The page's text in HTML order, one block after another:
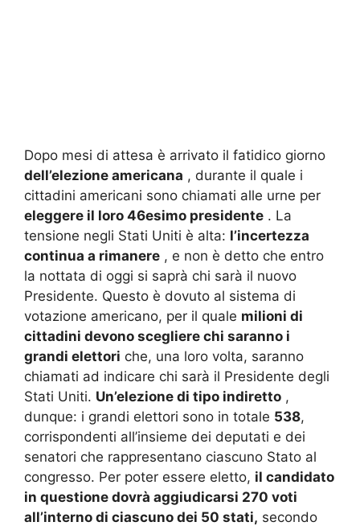
Dopo mesi di attesa è arrivato il fatidico giorno
dell’elezione americana , durante il quale i
cittadini americani sono chiamati alle urne per
eleggere il loro 46esimo presidente . La
tensione negli Stati Uniti è alta: l’incertezza
continua a rimanere , e non è detto che entro
la nottata di oggi si saprà chi sarà il nuovo
Presidente. Questo è dovuto al sistema di
votazione americano, per il quale milioni di
cittadini devono scegliere chi saranno i
grandi elettori che, una loro volta, saranno
chiamati ad indicare chi sarà il Presidente degli
Stati Uniti. Un’elezione di tipo indiretto ,
dunque: i grandi elettori sono in totale 538,
corrispondenti all’insieme dei deputati e dei
senatori che rappresentano ciascuno Stato al
congresso. Per poter essere eletto, il candidato
in questione dovrà aggiudicarsi 270 voti
all’interno di ciascuno dei 50 stati, secondo